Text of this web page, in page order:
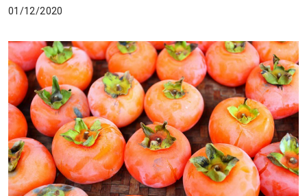
01/12/2020